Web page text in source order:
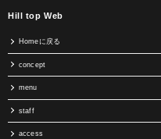
Hill top Web
Homeに戻る
concept
menu
staff
access